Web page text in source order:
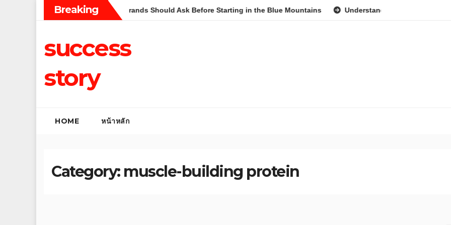
Breaking
Questions Wellness Brands Should Ask Before Starting in the Blue Mountains Understanding Superannuation: A
success
story
HOME หน้าหลัก
Category: muscle-building protein